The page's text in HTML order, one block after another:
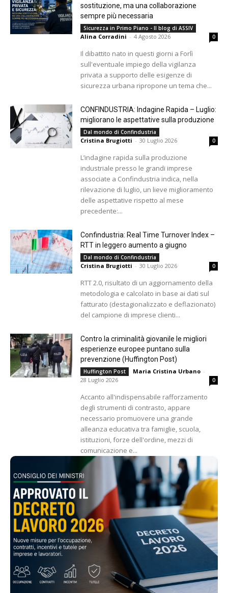
sostituzione, ma una collaborazione
sempre più necessaria
Sicurezza in Primo Piano - Il blog di ASSIV
Alina Corradini - 4 Agosto 2026 0
Il dibattito nato in questi giorni a Forlì
sull'eventuale impiego della vigilanza
privata a supporto delle esigenze di
sicurezza urbana ripropone un tema che...
CONFINDUSTRIA: Indagine Rapida – Luglio:
migliorano le aspettative sulla produzione
Dal mondo di Confindustria
Cristina Brugiotti - 30 Luglio 2026 0
L’indagine rapida sulla produzione
industriale presso le grandi imprese
associate a Confindustria indica, nella
rilevazione di luglio, un lieve miglioramento
delle aspettative rispetto al mese
precedente:...
Confindustria: Real Time Turnover Index –
RTT in leggero aumento a giugno
Dal mondo di Confindustria
Cristina Brugiotti - 30 Luglio 2026 0
RTT 2.0, risultato di un aggiornamento della
metodologia e calcolato in base ai dati sul
fatturato (destagionalizzato e deflazionato)
del campione di imprese clienti...
Contro la criminalità giovanile le migliori
esperienze europee puntano sulla
prevenzione (Huffington Post)
Huffington Post Maria Cristina Urbano -
28 Luglio 2026
0
Accanto all'indispensabile rafforzamento
degli strumenti di contrasto, appare
necessario promuovere una grande
alleanza educativa tra famiglie, scuola,
istituzioni, forze dell'ordine, mezzi di
comunicazione e...